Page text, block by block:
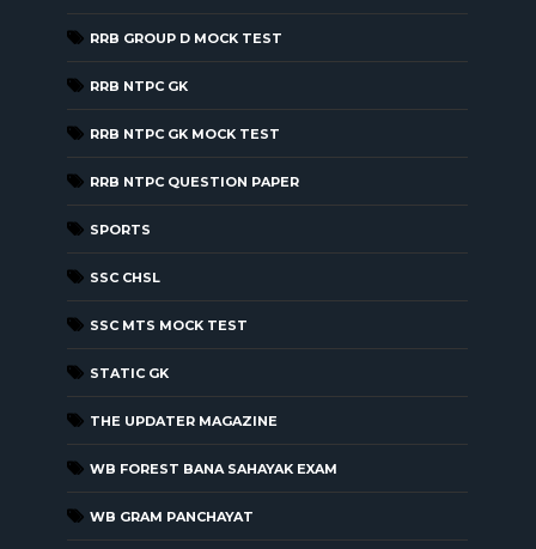
RRB GROUP D MOCK TEST
RRB NTPC GK
RRB NTPC GK MOCK TEST
RRB NTPC QUESTION PAPER
SPORTS
SSC CHSL
SSC MTS MOCK TEST
STATIC GK
THE UPDATER MAGAZINE
WB FOREST BANA SAHAYAK EXAM
WB GRAM PANCHAYAT